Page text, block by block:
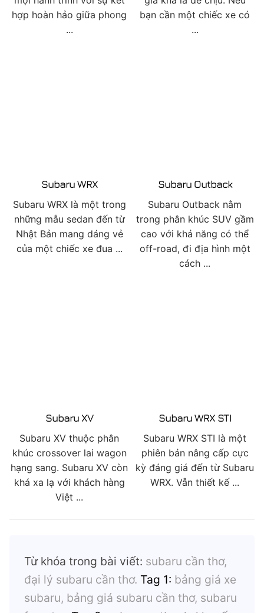
hợp hoàn hảo giữa phong
...
bạn cần một chiếc xe có
...
Subaru WRX
Subaru WRX là một trong
những mẫu sedan đến từ
Nhật Bản mang dáng vẻ
của một chiếc xe đua ...
Subaru Outback
Subaru Outback nằm
trong phân khúc SUV gầm
cao với khả năng có thể
off-road, đi địa hình một
cách ...
Subaru XV
Subaru XV thuộc phân
khúc crossover lai wagon
hạng sang. Subaru XV còn
khá xa lạ với khách hàng
Việt ...
Subaru WRX STI
Subaru WRX STI là một
phiên bản nâng cấp cực
kỳ đáng giá đến từ Subaru
WRX. Vẫn thiết kế ...
Từ khóa trong bài viết: subaru cần thơ,
đại lý subaru cần thơ. Tag 1: bảng giá xe
subaru, bảng giá subaru cần thơ, subaru